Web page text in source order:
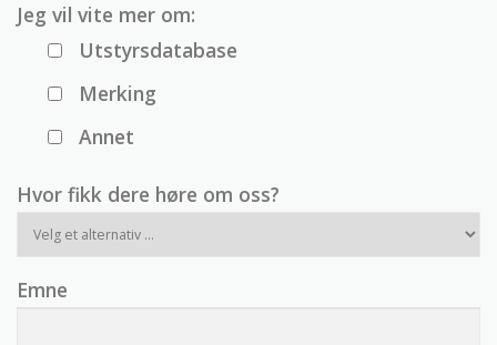
Jeg vil vite mer om:
Utstyrsdatabase
Merking
Annet
Hvor fikk dere høre om oss?
Emne